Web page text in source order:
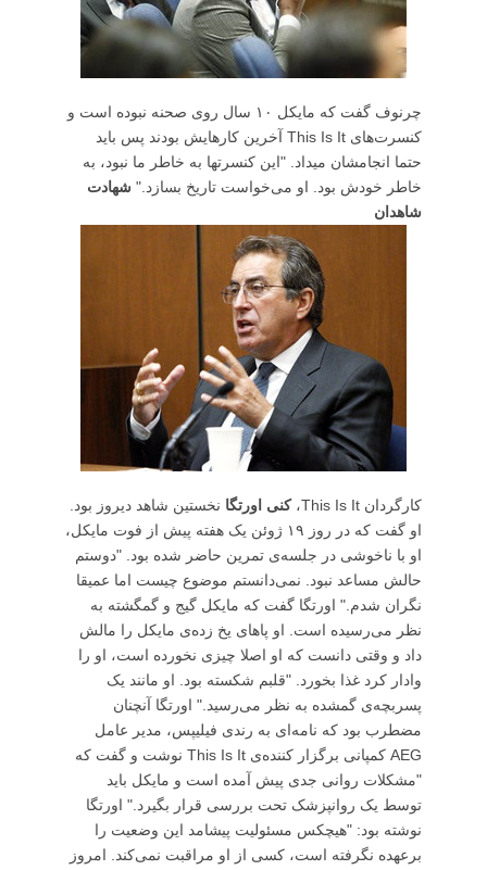
چرنوف گفت که مایکل ۱۰ سال روی صحنه نبوده است و
کنسرت‌های This Is It آخرین کارهایش بودند پس باید
حتما انجامشان میداد. "این کنسرت‎ها به خاطر ما نبود، به
خاطر خودش بود. او می‌خواست تاریخ بسازد." شهادت
شاهدان
کارگردان This Is It، کنی اورتگا نخستین شاهد دیروز بود.
او گفت که در روز ۱۹ ژوئن یک هفته پیش از فوت مایکل،
او با ناخوشی در جلسه‌ی تمرین حاضر شده بود. "دوستم
حالش مساعد نبود. نمی‌دانستم موضوع چیست اما عمیقا
نگران شدم." اورتگا گفت که مایکل گیج و گمگشته به
نظر می‌رسیده است. او پاهای یخ زده‌ی مایکل را مالش
داد و وقتی دانست که او اصلا چیزی نخورده است، او را
وادار کرد غذا بخورد. "قلبم شکسته بود. او مانند یک
پسربچه‌ی گمشده به نظر می‌رسید." اورتگا آنچنان
مضطرب بود که نامه‌ای به رندی فیلیپس، مدیر عامل
AEG کمپانی برگزار کننده‌ی This Is It نوشت و گفت که
"مشکلات روانی جدی پیش آمده است و مایکل باید
توسط یک روانپزشک تحت بررسی قرار بگیرد." اورتگا
نوشته بود: "هیچکس مسئولیت پیشامد این وضعیت را
برعهده نگرفته است، کسی از او مراقبت نمی‌کند. امروز